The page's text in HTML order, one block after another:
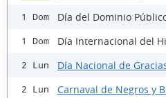
1 Dom Día del Dominio
1 Dom Día Internacional del
2 Lun Día Nacional de
2 Lun Carnaval de Negros y